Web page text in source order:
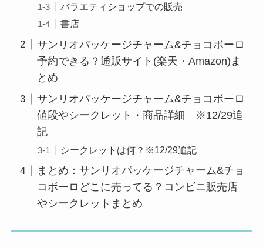
バラエティショップでの販売
書店
サンリオパッケージチャーム&チョコボーロ
予約できる？通販サイト(楽天・Amazon)ま
とめ
サンリオパッケージチャーム&チョコボーロ
値段やシークレット・商品詳細 ※12/29追
記
シークレットは何？※12/29追記
まとめ：サンリオパッケージチャーム&チョ
コボーロどこに売ってる？コンビニ販売店
やシークレットまとめ